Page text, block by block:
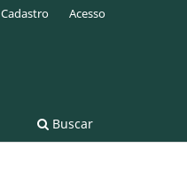
Buscar
Cadastro Acesso